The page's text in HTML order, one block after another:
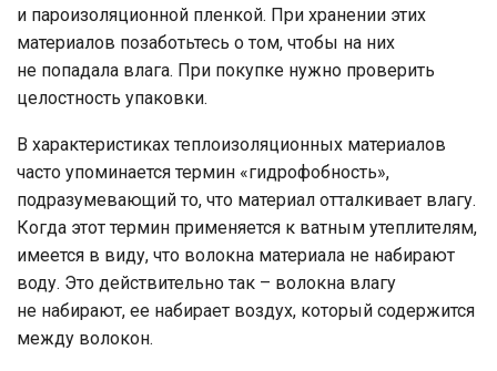
и пароизоляционной пленкой. При хранении этих
материалов позаботьтесь о том, чтобы на них
не попадала влага. При покупке нужно проверить
целостность упаковки.
В характеристиках теплоизоляционных материалов
часто упоминается термин «гидрофобность»,
подразумевающий то, что материал отталкивает влагу.
Когда этот термин применяется к ватным утеплителям,
имеется в виду, что волокна материала не набирают
воду. Это действительно так – волокна влагу
не набирают, ее набирает воздух, который содержится
между волокон.